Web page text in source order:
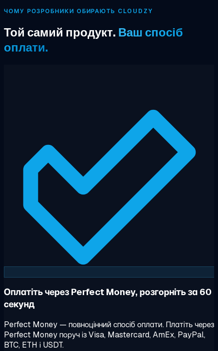
ЧОМУ РОЗРОБНИКИ ОБИРАЮТЬ CLOUDZY
Той самий продукт. Ваш спосіб
оплати.
Оплатіть через Perfect Money, розгорніть за 60
секунд
Perfect Money — повноцінний спосіб оплати. Платіть через
Perfect Money поруч із Visa, Mastercard, AmEx, PayPal,
BTC, ETH і USDT.